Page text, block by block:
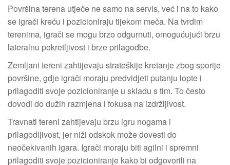
Površina terena utječe ne samo na servis, već i na to kako
se igrači kreću i pozicioniraju tijekom meča. Na tvrdim
terenima, igrači se mogu brzo odgurnuti, omogućujući brzu
lateralnu pokretljivost i brze prilagodbe.
Zemljani tereni zahtijevaju strateškije kretanje zbog sporije
površine, gdje igrači moraju predvidjeti putanju lopte i
prilagoditi svoje pozicioniranje u skladu s tim. To često
dovodi do dužih razmjena i fokusa na izdržljivost.
Travnati tereni zahtijevaju brzu igru nogama i
prilagodljivost, jer niži odskok može dovesti do
neočekivanih igara. Igrači moraju biti agilni i spremni
prilagoditi svoje pozicioniranje kako bi odgovorili na